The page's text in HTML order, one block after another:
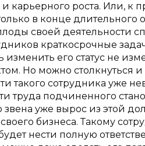
и карьерного роста. Или, к
в конце
своей деятельности
краткосрочные
его статус не
Но можно столкнуться и
такого сотрудника уже
подчиненного
звена уже вырос из этой
бизнеса. Такому
нести полную